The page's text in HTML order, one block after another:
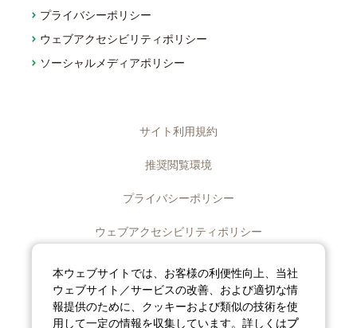
プライバシーポリシー
ウェブアクセシビリティポリシー
ソーシャルメディアポリシー
サイト利用規約
推奨閲覧環境
プライバシーポリシー
ウェブアクセシビリティポリシー
ディスクロージャーポリシー
ソーシャルメディアポリシー
本ウェブサイトでは、お客様の利便性向上、当社
ウェブサイト／サービスの改善、および適切な情
報提供のために、クッキーおよび類似の技術を使
用して一定の情報を収集しています。詳しくはプ